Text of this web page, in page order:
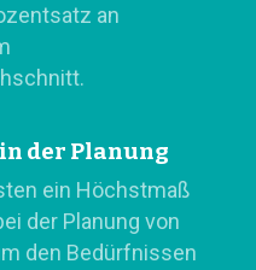
an
der Planung
ein Höchstmaß
der Planung von
den Bedürfnissen